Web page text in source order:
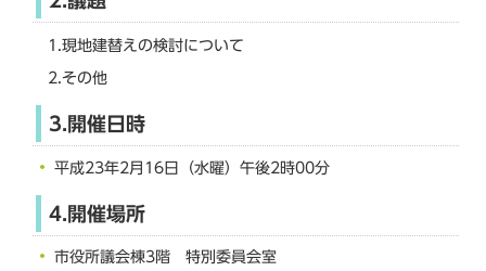
1.現地建替えの検討について
2.その他
3.開催日時
平成23年2月16日（水曜）午後2時00分
4.開催場所
市役所議会棟3階 特別委員会室